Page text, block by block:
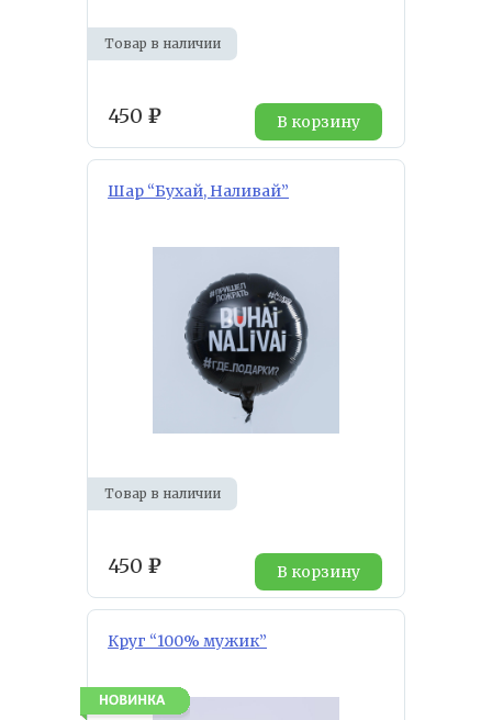
Товар в наличии
450 ₽ В корзину
Шар “Бухай, Наливай”
Товар в наличии
450 ₽ В корзину
Круг “100% мужик”